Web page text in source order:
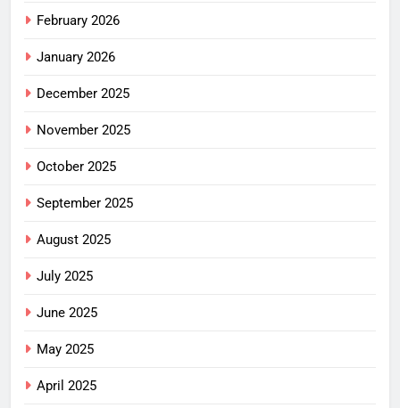
February 2026
January 2026
December 2025
November 2025
October 2025
September 2025
August 2025
July 2025
June 2025
May 2025
April 2025